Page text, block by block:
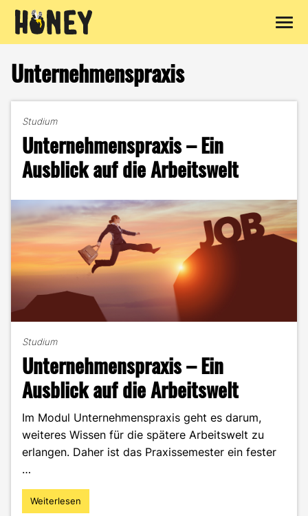
Inhalt
springen
Unternehmenspraxis
Studium
Unternehmenspraxis – Ein
Ausblick auf die Arbeitswelt
Studium
Unternehmenspraxis – Ein
Ausblick auf die Arbeitswelt
Im Modul Unternehmenspraxis geht es darum,
weiteres Wissen für die spätere Arbeitswelt zu
erlangen. Daher ist das Praxissemester ein fester
…
"Unternehmenspraxis
Weiterlesen